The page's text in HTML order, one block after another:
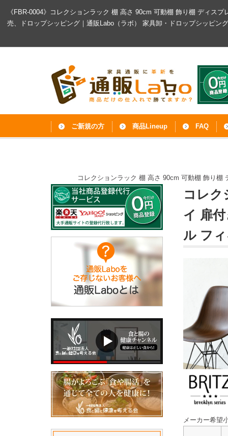
《FBR-0004》コレクションラック 棚 高さ 90cm 可動棚 飾り棚 ディス
売、ドロップシッピング｜通販Labo（ラボ） 家具卸・ドロップシッピン
ご新規の方 商品Lineup FAQ
コレクションラック 棚 高さ 90cm 可動棚 飾り
コレク
イ 扉
ル フ
メーカー希望